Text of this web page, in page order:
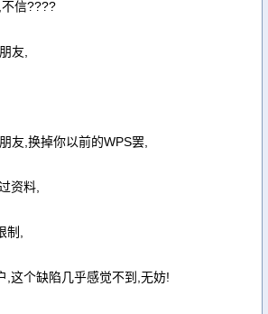
信????
友,
友,换掉你以前的WPS罢,
资料,
,
,这个缺陷几乎感觉不到,无妨!